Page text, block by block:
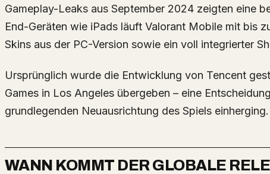
Gameplay-Leaks aus September 2024 zeigten eine beeindruckende Performance: Auf High-
End-Geräten wie iPads läuft Valorant Mobile mit bis
Skins aus der PC-Version sowie ein voll integrierter
Ursprünglich wurde die Entwicklung von Tencent
Games in Los Angeles übergeben – eine
grundlegenden Neuausrichtung des Spiels einherging.
WANN KOMMT DER GLOBALE